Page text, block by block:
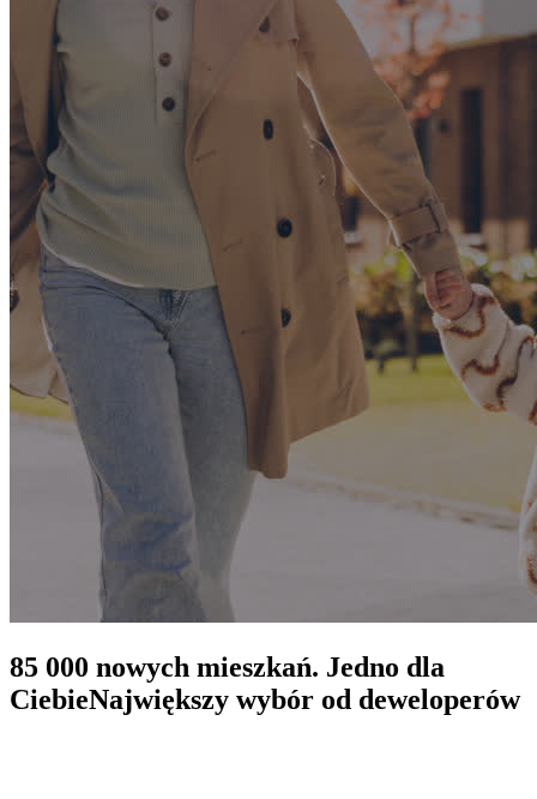
85 000 nowych mieszkań. Jedno dla
CiebieNajwiększy wybór od deweloperów